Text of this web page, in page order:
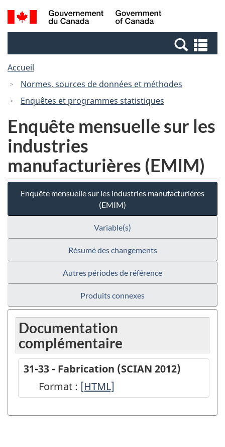
Passer
au
Passer
à
Canada
Recherche
et
et
Accueil
Normes, sources de données et méthodes
Enquêtes et programmes statistiques
Enquête mensuelle sur les
industries
manufacturières (EMIM)
Enquête mensuelle sur les industries manufacturières
(EMIM)
Variable(s)
Résumé des changements
Autres périodes de référence
Produits connexes
Documentation
complémentaire
31-33 - Fabrication (SCIAN 2012)
Format : 31-
-
[HTML]